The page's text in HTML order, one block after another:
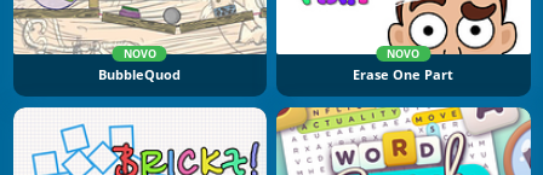
NOVO
BubbleQuod
NOVO
Erase One Part